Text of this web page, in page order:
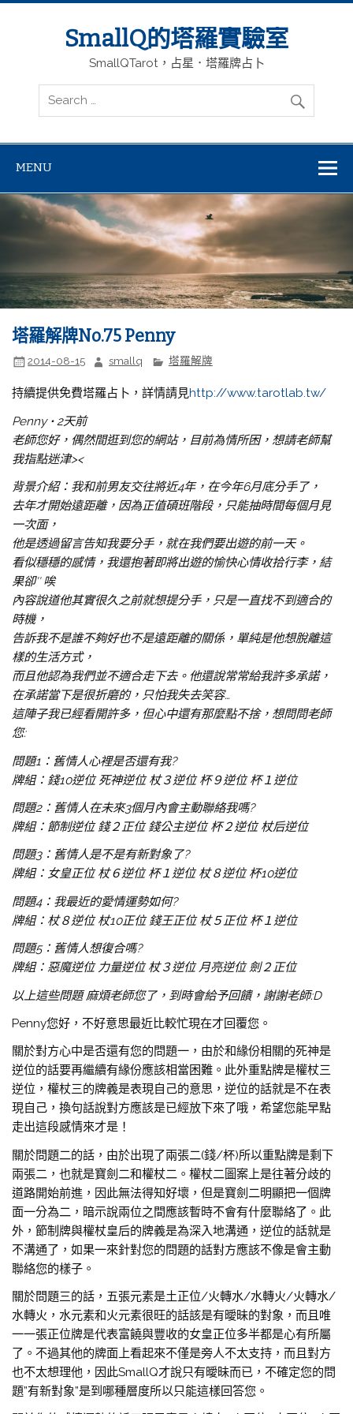
SmallQ的塔羅實驗室
SmallQTarot，占星．塔羅牌占卜
MENU
塔羅解牌No.75 Penny
2014-08-15 smallq 塔羅解牌
持續提供免費塔羅占卜，詳情請見http://www.tarotlab.tw/
Penny • 2天前
老師您好，偶然間逛到您的網站，目前為情所困，想請老師幫
我指點迷津><
背景介紹：我和前男友交往將近4年，在今年6月底分手了，
去年才開始遠距離，因為正值碩班階段，只能抽時間每個月見
一次面，
他是透過留言告知我要分手，就在我們要出遊的前一天。
看似穩穩的感情，我還抱著即將出遊的愉快心情收拾行李，結
果卻ˊˋ 唉
內容說道他其實很久之前就想提分手，只是一直找不到適合的
時機，
告訴我不是誰不夠好也不是遠距離的關係，單純是他想脫離這
樣的生活方式，
而且他認為我們並不適合走下去。他還說常常給我許多承諾，
在承諾當下是很折磨的，只怕我失去笑容…
這陣子我已經看開許多，但心中還有那麼點不捨，想問問老師
您:
問題1：舊情人心裡是否還有我?
牌組：錢10逆位 死神逆位 杖３逆位 杯９逆位 杯１逆位
問題2：舊情人在未來3個月內會主動聯絡我嗎?
牌組：節制逆位 錢２正位 錢公主逆位 杯２逆位 杖后逆位
問題3：舊情人是不是有新對象了?
牌組：女皇正位 杖６逆位 杯１逆位 杖８逆位 杯10逆位
問題4：我最近的愛情運勢如何?
牌組：杖８逆位 杖10正位 錢王正位 杖５正位 杯１逆位
問題5：舊情人想復合嗎?
牌組：惡魔逆位 力量逆位 杖３逆位 月亮逆位 劍２正位
以上這些問題 麻煩老師您了，到時會給予回饋，謝謝老師:D
Penny您好，不好意思最近比較忙現在才回覆您。
關於對方心中是否還有您的問題一，由於和緣份相關的死神是
逆位的話要再繼續有緣份應該相當困難。此外重點牌是權杖三
逆位，權杖三的牌義是表現自己的意思，逆位的話就是不在表
現自己，換句話說對方應該是已經放下來了哦，希望您能早點
走出這段感情來才是！
關於問題二的話，由於出現了兩張二(錢/杯)所以重點牌是剩下
兩張二，也就是寶劍二和權杖二。權杖二圖案上是往著分歧的
道路開始前進，因此無法得知好壞，但是寶劍二明顯把一個牌
面一分為二，暗示說兩位之間應該暫時不會有什麼聯絡了。此
外，節制牌與權杖皇后的牌義是為深入地溝通，逆位的話就是
不溝通了，如果一來針對您的問題的話對方應該不像是會主動
聯絡您的樣子。
關於問題三的話，五張元素是土正位/火轉水/水轉火/火轉水/
水轉火，水元素和火元素很旺的話該是有曖昧的對象，而且唯
一一張正位牌是代表富饒與豐收的女皇正位多半都是心有所屬
了。不過其他的牌面上看起來不僅是旁人不太支持，而且對方
也不太想理他，因此SmallQ才說只有曖昧而已，不確定您的問
題”有新對象”是到哪種層度所以只能這樣回答您。